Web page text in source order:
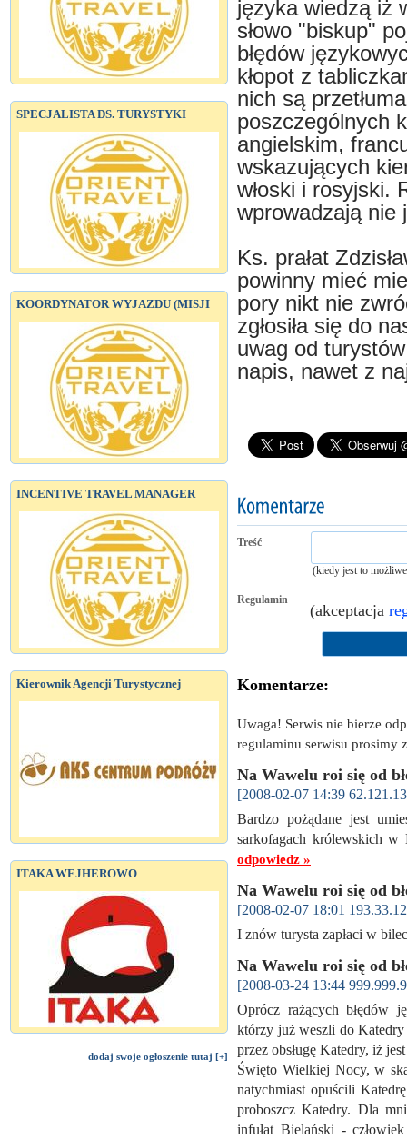
SPECJALISTA DS. TURYSTYKI
KOORDYNATOR WYJAZDU (MISJI
INCENTIVE TRAVEL MANAGER
Kierownik Agencji Turystycznej
ITAKA WEJHEROWO
dodaj swoje ogłoszenie tutaj [+]
języka wiedzą iż
słowo "biskup"
błędów
kłopot z
nich są
poszczególnych
angielskim,
wskazujących
włoski i rosyjski.
wprowadzają nie
Ks. prałat
powinny mieć
pory nikt nie
zgłosiła się do
uwag od
napis, nawet z
Treść
(kiedy jest to
Regulamin
(akceptacja
Komentarze:
Uwaga! Serwis nie bierze
regulaminu serwisu prosimy
Na Wawelu roi się od
[2008-02-07 14:39
Bardzo pożądane jest
sarkofagach królewskich
odpowiedz »
Na Wawelu roi się od
[2008-02-07 18:01
I znów turysta zapłaci w
Na Wawelu roi się od
[2008-03-24 13:44
Oprócz rażących błędów
którzy już weszli do Katedry
przez obsługę Katedry, iż
Święto Wielkiej Nocy, w
natychmiast opuścili
proboszcz Katedry. Dla
infułat Bielański -